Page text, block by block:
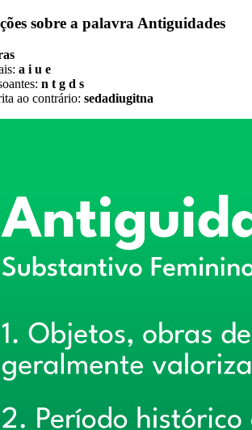
sobre a palavra Antiguidades
a i u e
n t g d s
ao contrário: sedadiugitna